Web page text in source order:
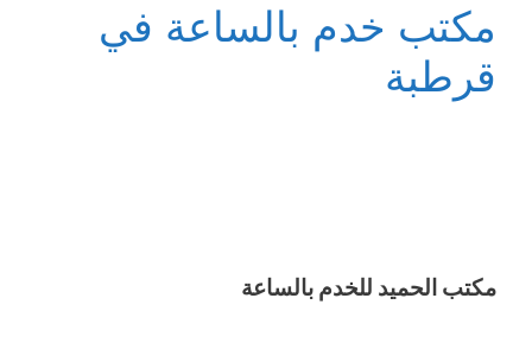
مكتب خدم بالساعة في
قرطبة
مكتب الحميد للخدم بالساعة